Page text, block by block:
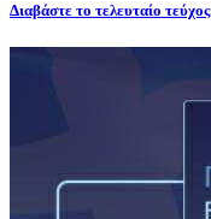
Διαβάστε το τελευταίο τεύχος